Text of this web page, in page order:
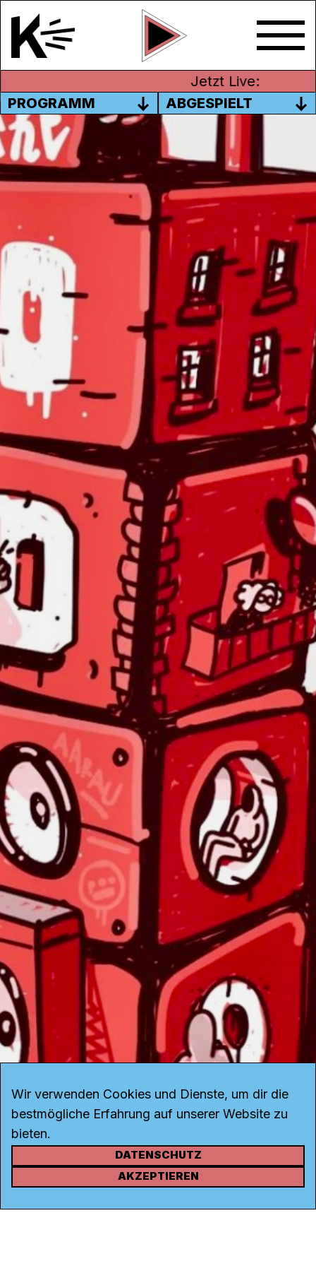
Jetzt Live:
PROGRAMM
ABGESPIELT
HOOD LOOK GOOD LIVE AUF
KANAL K
Start in die Festivalsaison 2024! Wir senden
am Samstag, 15. Juni ab 19 Uhr live von der
letzten Ausgabe des legendärenHood Look
Good
-Festivals. Besuche uns beim
Sendebus oder hol dir die fetten Beats in
die gute Stube oder wahlweise auf den
Balkon.
Durch den Abend begleiten dich die Jungs
derSpin Radio Show
, die Aufgabe des
rasenden Reporters übernimmt
Blüetestaub-Pius
.
Unsere weiteren Festival-Termine:
21./22. JuniFestival des Arcs
05. Juli
Chrutwäje
13. Juli
Sommerloch
15. August Sommerfest Kanal K
16./17. August
Festival am Gleis
23./24. AugustMidA
30. AugustSubdivo
06./07. SeptemberFantoche
KONTAKT
Rohrerstrasse 20
Wir verwenden Cookies und Dienste, um dir die
bestmögliche Erfahrung auf unserer Website zu
bieten.
DATENSCHUTZ
AKZEPTIEREN